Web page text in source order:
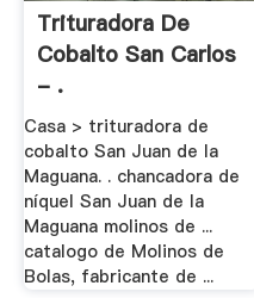
Trituradora De
Cobalto San Carlos
- .
Casa > trituradora de
cobalto San Juan de la
Maguana. . chancadora de
níquel San Juan de la
Maguana molinos de ...
catalogo de Molinos de
Bolas, fabricante de ...